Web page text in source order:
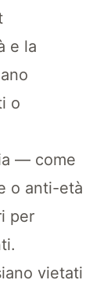
e la
o
— come
o anti-età
per
vietati